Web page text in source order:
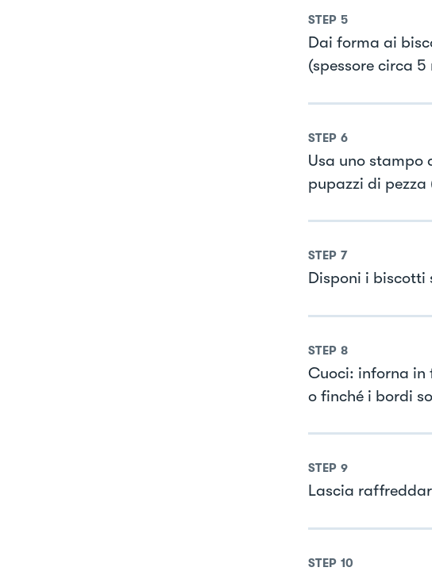
STEP 5
Dai forma ai
(spessore circa 5
STEP 6
Usa uno stampo
pupazzi di
STEP 7
Disponi i biscotti
STEP 8
Cuoci: inforna in
o finché i bordi
STEP 9
Lascia
STEP 10